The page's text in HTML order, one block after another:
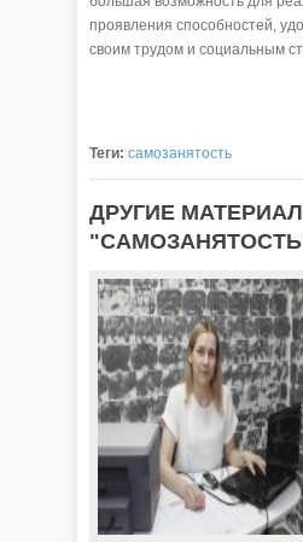
проявления способностей,
своим трудом и социальным
Теги: самозанятость
ДРУГИЕ